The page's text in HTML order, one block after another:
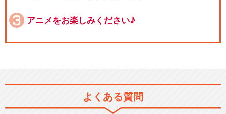
アニメをお楽しみください♪
よくある質問